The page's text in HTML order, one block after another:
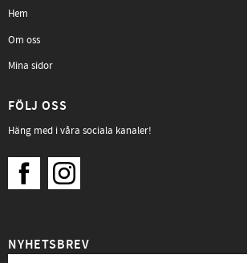
Hem
Om oss
Mina sidor
FÖLJ OSS
Häng med i våra sociala kanaler!
NYHETSBREV